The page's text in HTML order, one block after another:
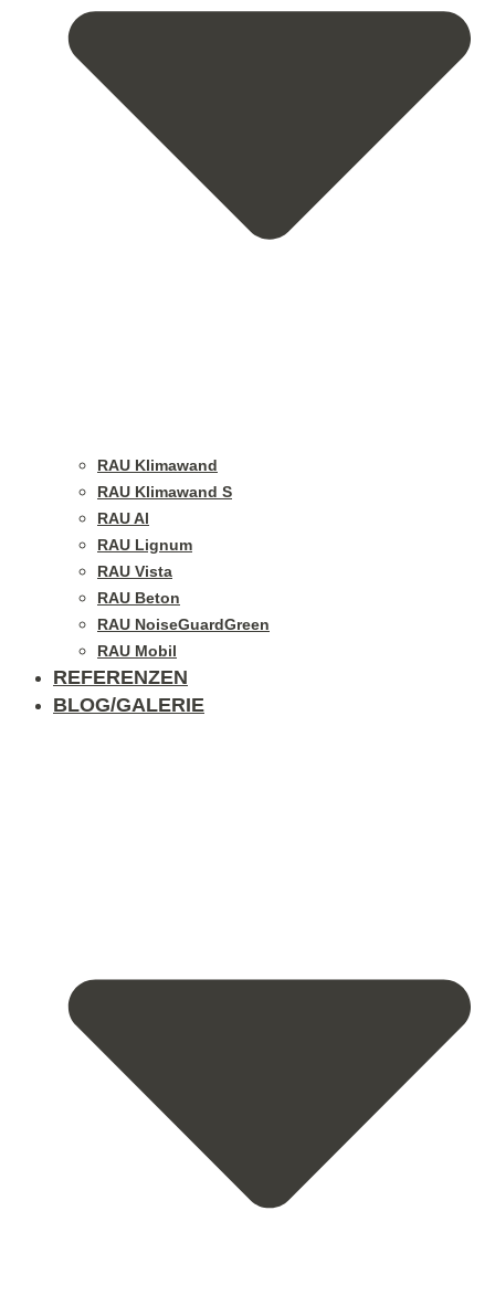
RAU Klimawand
RAU Klimawand S
RAU Al
RAU Lignum
RAU Vista
RAU Beton
RAU NoiseGuardGreen
RAU Mobil
REFERENZEN
BLOG/GALERIE